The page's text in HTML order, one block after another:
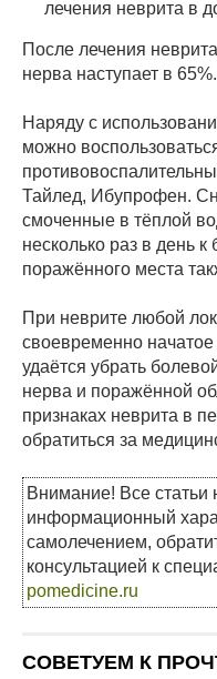
лечения неврита в
После лечения
нерва наступает в 65%.
Наряду с
можно
Тайлед, Ибупрофен.
смоченные в тёплой
несколько раз в день
поражённого места
При неврите любой
своевременно начатое
удаётся убрать
нерва и поражённой
признаках неврита в
обратиться за
Внимание! Все статьи
информационный
самолечением,
консультацией к
pomedicine.ru
СОВЕТУЕМ К